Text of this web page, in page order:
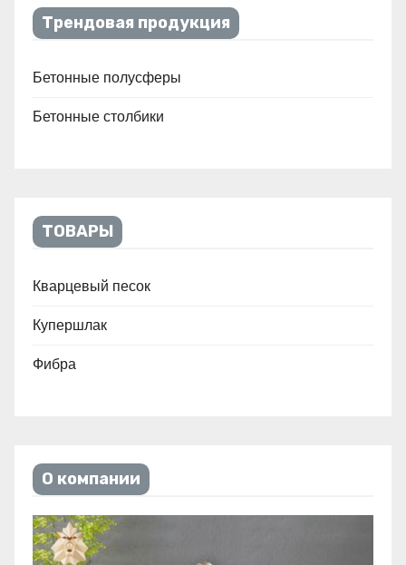
Трендовая продукция
Бетонные полусферы
Бетонные столбики
ТОВАРЫ
Кварцевый песок
Купершлак
Фибра
О компании